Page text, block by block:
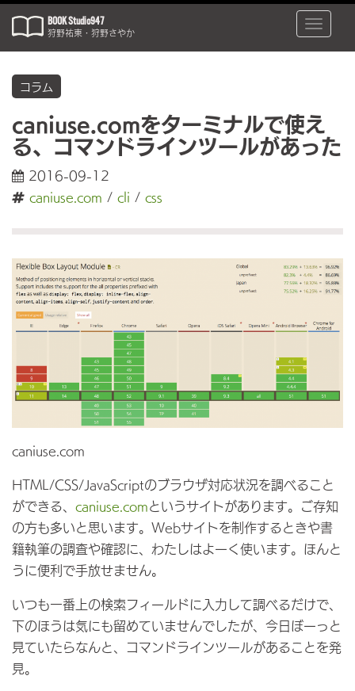
Toggle
BOOK Studio947
狩野祐東・狩野さやか
コラム
caniuse.comをターミナルで使え
る、コマンドラインツールがあった
2016-09-12
caniuse.com / cli / css
caniuse.com
HTML/CSS/JavaScriptのブラウザ対応状況を調べること
ができる、 caniuse.comというサイトがあります。ご存知
の方も多いと思います。Webサイトを制作するときや書
籍執筆の調査や確認に、わたしはよーく使います。ほんと
うに便利で手放せません。
いつも一番上の検索フィールドに入力して調べるだけで、
下のほうは気にも留めていませんでしたが、今日ぼーっと
見ていたらなんと、コマンドラインツールがあることを発
見。